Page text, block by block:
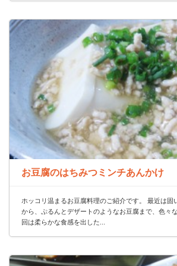
お豆腐のはちみつミンチあんかけ
ホッコリ温まるお豆腐料理のご紹介です。 最近は固
から、ぷるんとデザートのようなお豆腐まで、色々
回は柔らかな食感を出した...